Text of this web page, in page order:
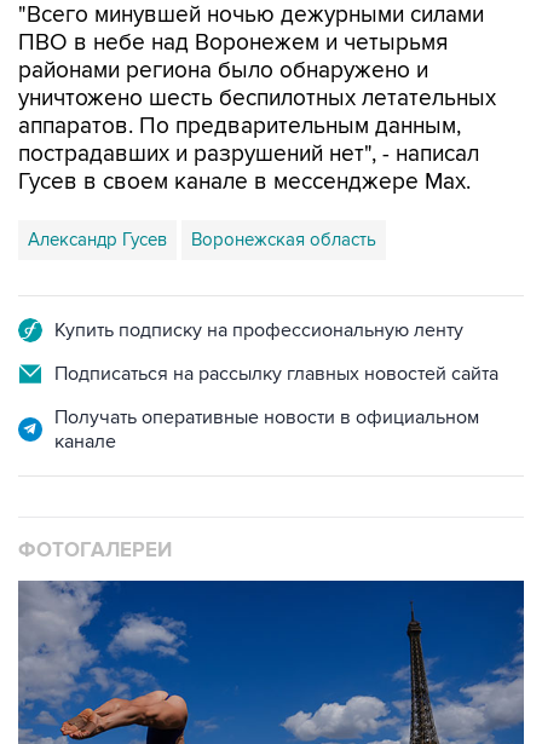
"Всего минувшей ночью дежурными силами
ПВО в небе над Воронежем и четырьмя
районами региона было обнаружено и
уничтожено шесть беспилотных летательных
аппаратов. По предварительным данным,
пострадавших и разрушений нет", - написал
Гусев в своем канале в мессенджере Max.
Александр Гусев Воронежская область
Купить подписку на профессиональную ленту
Подписаться на рассылку главных новостей сайта
Получать оперативные новости в официальном
канале
ФОТОГАЛЕРЕИ